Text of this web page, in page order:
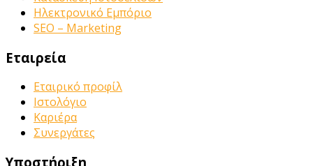
Ηλεκτρονικό Εμπόριο
SEO – Marketing
Εταιρεία
Εταιρικό προφίλ
Ιστολόγιο
Καριέρα
Συνεργάτες
Υποστήριξη